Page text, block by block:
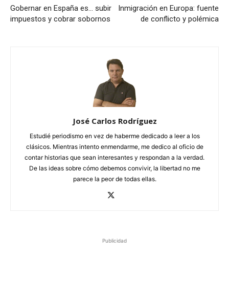
Gobernar en España es… subir
impuestos y cobrar sobornos
Inmigración en Europa: fuente
de conflicto y polémica
José Carlos Rodríguez
Estudié periodismo en vez de haberme dedicado a leer a los
clásicos. Mientras intento enmendarme, me dedico al oficio de
contar historias que sean interesantes y respondan a la verdad.
De las ideas sobre cómo debemos convivir, la libertad no me
parece la peor de todas ellas.
Publicidad